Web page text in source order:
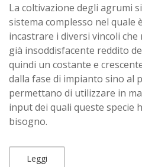
La coltivazione degli agrumi
sistema complesso nel quale
incastrare i diversi vincoli
già insoddisfacente reddito
quindi un costante e
dalla fase di impianto sino al
permettano di utilizzare in
input dei quali queste specie
bisogno.
Leggi